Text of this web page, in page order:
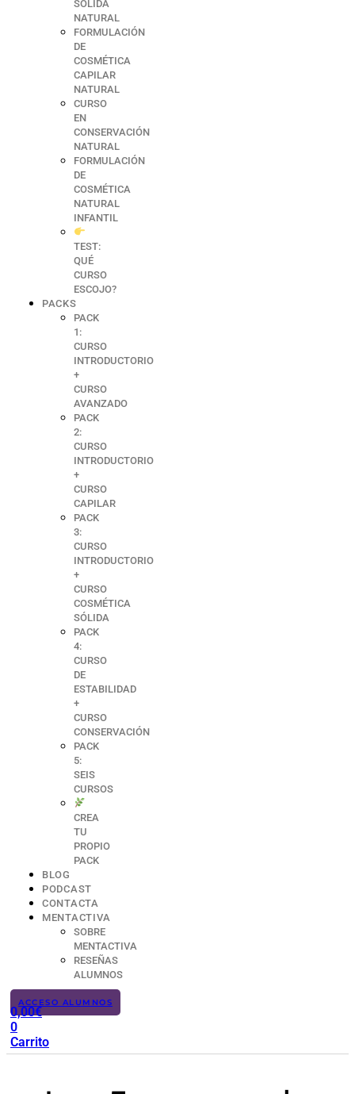
SÓLIDA
NATURAL
FORMULACIÓN
DE
COSMÉTICA
CAPILAR
NATURAL
CURSO
EN
CONSERVACIÓN
NATURAL
FORMULACIÓN
DE
COSMÉTICA
NATURAL
INFANTIL
TEST:
QUÉ
CURSO
ESCOJO?
PACKS
PACK
1:
CURSO
INTRODUCTORIO
+
CURSO
AVANZADO
PACK
2:
CURSO
INTRODUCTORIO
+
CURSO
CAPILAR
PACK
3:
CURSO
INTRODUCTORIO
+
CURSO
COSMÉTICA
SÓLIDA
PACK
4:
CURSO
DE
ESTABILIDAD
+
CURSO
CONSERVACIÓN
PACK
5:
SEIS
CURSOS
CREA
TU
PROPIO
PACK
BLOG
PODCAST
CONTACTA
MENTACTIVA
SOBRE
MENTACTIVA
RESEÑAS
ALUMNOS
ACCESO ALUMNOS
0,00€
0
Carrito